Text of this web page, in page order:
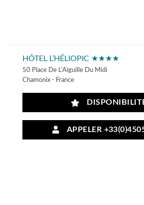
HÔTEL L’HÉLIOPIC ★★★★
50 Place De L'Aiguille Du Midi
Chamonix - France
APPELER